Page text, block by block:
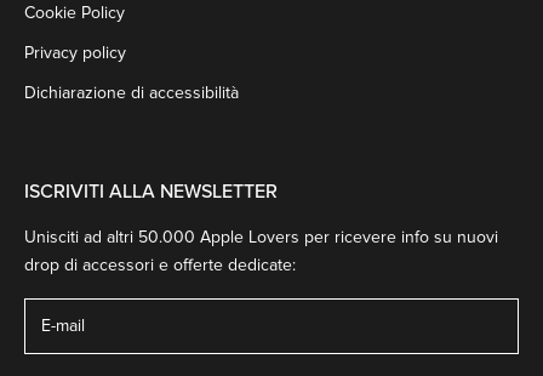
Cookie Policy
Privacy policy
Dichiarazione di accessibilità
ISCRIVITI ALLA NEWSLETTER
Unisciti ad altri 50.000 Apple Lovers per ricevere info su nuovi
drop di accessori e offerte dedicate: